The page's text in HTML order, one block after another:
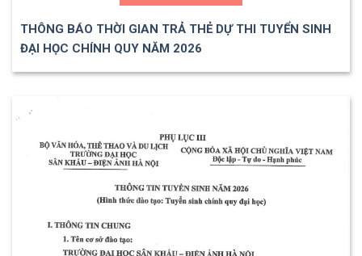
THÔNG BÁO THỜI GIAN TRẢ THẺ DỰ THI TUYỂN SINH
ĐẠI HỌC CHÍNH QUY NĂM 2026